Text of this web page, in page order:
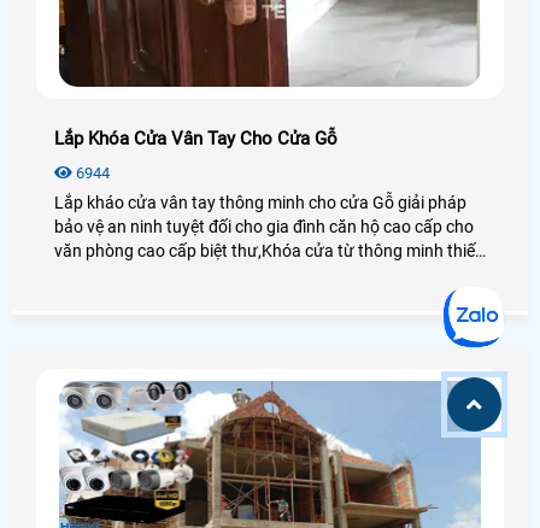
Lắp Khóa Cửa Vân Tay Cho Cửa Gỗ
6944
Lắp kháo cửa vân tay thông minh cho cửa Gỗ giải pháp
bảo vệ an ninh tuyệt đối cho gia đình căn hộ cao cấp cho
văn phòng cao cấp biệt thư,Khóa cửa từ thông minh thiết